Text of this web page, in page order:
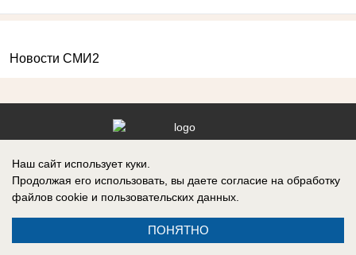
Новости СМИ2
Реклама на сайте
Контакты
О компании
Наш сайт использует куки.
Продолжая его использовать, вы даете согласие на обработку
файлов cookie и пользовательских данных.
ПОНЯТНО